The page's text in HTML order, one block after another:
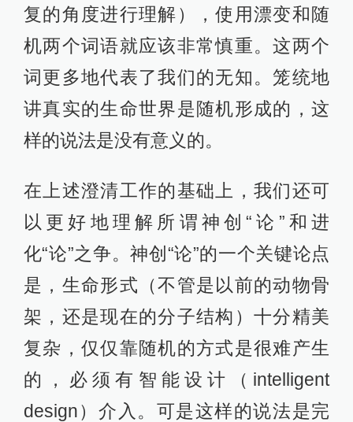
复的角度进行理解），使用漂变和随
机两个词语就应该非常慎重。这两个
词更多地代表了我们的无知。笼统地
讲真实的生命世界是随机形成的，这
样的说法是没有意义的。
在上述澄清工作的基础上，我们还可
以更好地理解所谓神创“论”和进
化“论”之争。神创“论”的一个关键论点
是，生命形式（不管是以前的动物骨
架，还是现在的分子结构）十分精美
复杂，仅仅靠随机的方式是很难产生
的，必须有智能设计（intelligent
design）介入。可是这样的说法是完